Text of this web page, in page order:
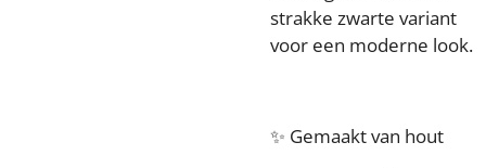
strakke zwarte variant
voor een moderne look.
✨ Gemaakt van hout